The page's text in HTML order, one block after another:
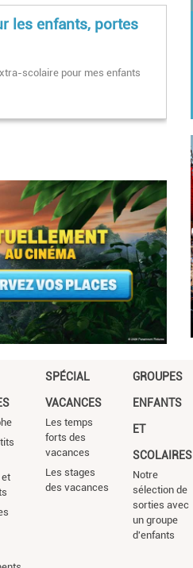
les enfants, portes
scolaire pour mes enfants
SPÉCIAL
VACANCES
Les temps
forts des
vacances
Les stages
des vacances
GROUPES
ENFANTS
ET
SCOLAIRES
Notre
sélection de
sorties avec
un groupe
d'enfants